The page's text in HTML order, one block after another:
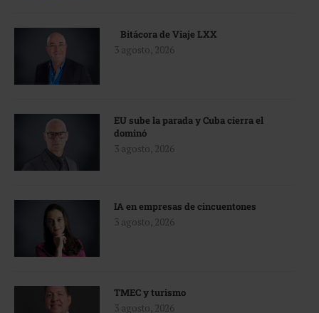
Bitácora de Viaje LXX
3 agosto, 2026
EU sube la parada y Cuba cierra el
dominó
3 agosto, 2026
IA en empresas de cincuentones
3 agosto, 2026
TMEC y turismo
3 agosto, 2026